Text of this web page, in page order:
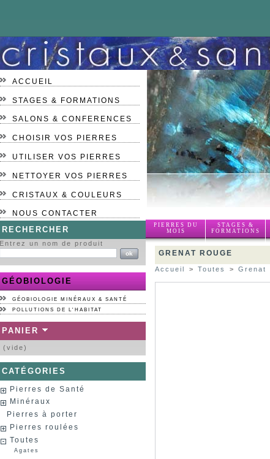
ACCUEIL
STAGES & FORMATIONS
SALONS & CONFERENCES
CHOISIR VOS PIERRES
UTILISER VOS PIERRES
NETTOYER VOS PIERRES
CRISTAUX & COULEURS
NOUS CONTACTER
PIERRES DU
MOIS
STAGES &
FORMATIONS
RECHERCHER
Entrez un nom de produit
GÉOBIOLOGIE
GÉOBIOLOGIE MINÉRAUX & SANTÉ
POLLUTIONS DE L'HABITAT
PANIER
(vide)
CATÉGORIES
Pierres de Santé
Minéraux
Pierres à porter
Pierres roulées
Toutes
Agates
GRENAT ROUGE
Accueil > Toutes > Grenat